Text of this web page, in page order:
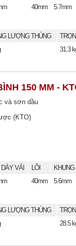
40mm 5.7mm
LƯỢNG THÙNG
31.3
150 MM -
và sơn dầu
(KTO)
VẢI LÕI KHUNG
40mm 5.6mm
LƯỢNG THÙNG
28.5